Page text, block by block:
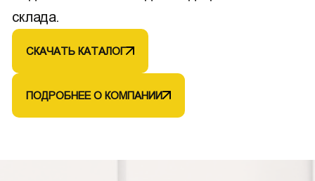
склада.
СКАЧАТЬ КАТАЛОГ
ПОДРОБНЕЕ О КОМПАНИИ